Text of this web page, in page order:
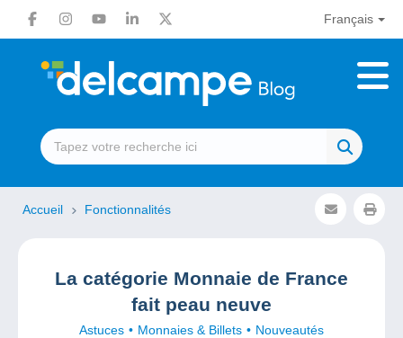
Français
Accueil Fonctionnalités
La catégorie Monnaie de France
fait peau neuve
Astuces Monnaies & Billets
Nouveautés